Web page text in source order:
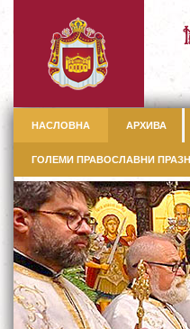
НАСЛОВНА АРХИВА
ГОЛЕМИ ПРАВОСЛАВНИ